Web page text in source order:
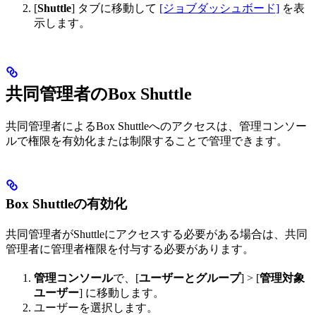
[Shuttle] タブに移動して [ジョブダッシュボード] を表
示します。
共同管理者のBox Shuttle
共同管理者によるBox Shuttleへのアクセスは、管理コンソー
ルで権限を有効化または制限することで管理できます。
Box Shuttleの有効化
共同管理者がShuttleにアクセスする必要がある場合は、共同
管理者に管理者権限を付与する必要があります。
管理コンソールで、[ユーザーとグループ] > [管理対象
ユーザー] に移動します。
ユーザーを選択します。